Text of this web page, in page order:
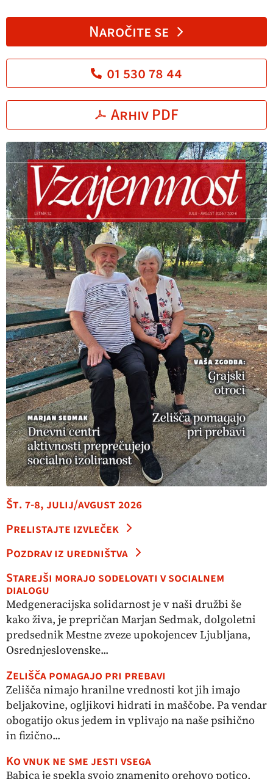
Naročite se
01 530 78 44
Arhiv PDF
Št. 7-8, julij/avgust 2026
Prelistajte izvleček
Pozdrav iz uredništva
Starejši morajo sodelovati v socialnem
dialogu
Medgeneracijska solidarnost je v naši družbi še
kako živa, je prepričan Marjan Sedmak, dolgoletni
predsednik Mestne zveze upokojencev Ljubljana,
Osrednjeslovenske...
Zelišča pomagajo pri prebavi
Zelišča nimajo hranilne vrednosti kot jih imajo
beljakovine, ogljikovi hidrati in maščobe. Pa vendar
obogatijo okus jedem in vplivajo na naše psihično
in fizično...
Ko vnuk ne sme jesti vsega
Babica je spekla svojo znamenito orehovo potico,